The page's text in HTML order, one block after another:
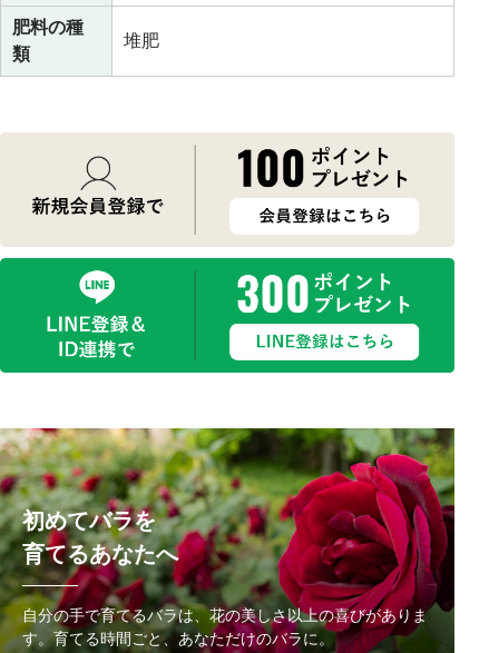
肥料の種
類
堆肥
初めてバラを
育てるあなたへ
自分の手で育てるバラは、花の美しさ以上の喜びがありま
す。育てる時間ごと、あなただけのバラに。